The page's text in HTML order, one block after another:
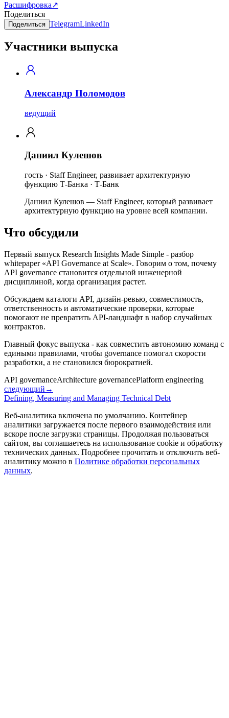
Расшифровка↗
Поделиться
Поделиться TelegramLinkedIn
Участники выпуска
Александр Поломодов
ведущий
Даниил Кулешов
гость · Staff Engineer, развивает архитектурную
функцию Т-Банка · Т-Банк
Даниил Кулешов — Staff Engineer, который развивает
архитектурную функцию на уровне всей компании.
Что обсудили
Первый выпуск Research Insights Made Simple - разбор
whitepaper «API Governance at Scale». Говорим о том, почему
API governance становится отдельной инженерной
дисциплиной, когда организация растет.
Обсуждаем каталоги API, дизайн-ревью, совместимость,
ответственность и автоматические проверки, которые
помогают не превратить API-ландшафт в набор случайных
контрактов.
Главный фокус выпуска - как совместить автономию команд с
едиными правилами, чтобы governance помогал скорости
разработки, а не становился бюрократией.
API governanceArchitecture governancePlatform engineering
следующий →
Defining, Measuring and Managing Technical Debt
Веб-аналитика включена по умолчанию. Контейнер
аналитики загружается после первого взаимодействия или
вскоре после загрузки страницы. Продолжая пользоваться
сайтом, вы соглашаетесь на использование cookie и обработку
технических данных. Подробнее прочитать и отключить веб-
аналитику можно в Политике обработки персональных
данных.